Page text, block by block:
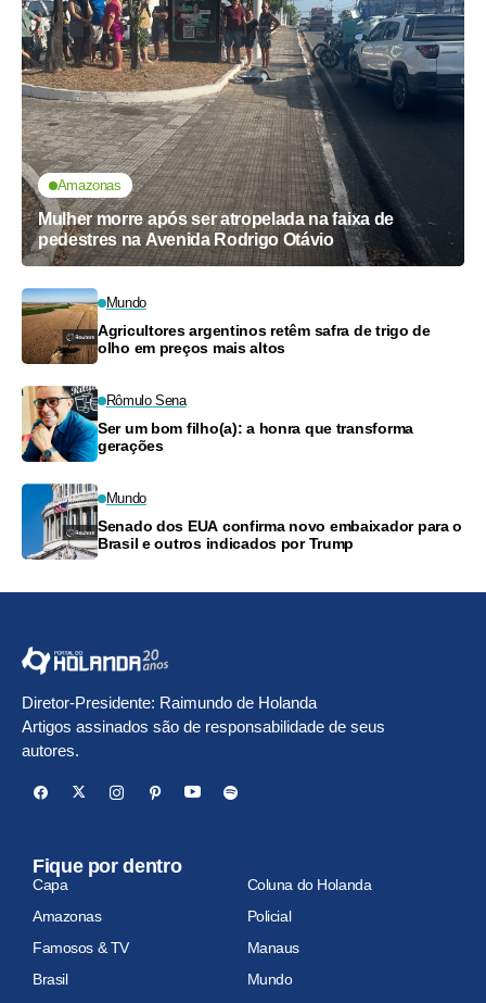
Amazonas
Mulher morre após ser atropelada na faixa de
pedestres na Avenida Rodrigo Otávio
Mundo
Agricultores argentinos retêm safra de trigo de
olho em preços mais altos
Rômulo Sena
Ser um bom filho(a): a honra que transforma
gerações
Mundo
Senado dos EUA confirma novo embaixador para o
Brasil e outros indicados por Trump
Diretor-Presidente: Raimundo de Holanda
Artigos assinados são de responsabilidade de seus
autores.
Fique por dentro
Capa
Coluna do Holanda
Amazonas
Policial
Famosos & TV
Manaus
Brasil
Mundo